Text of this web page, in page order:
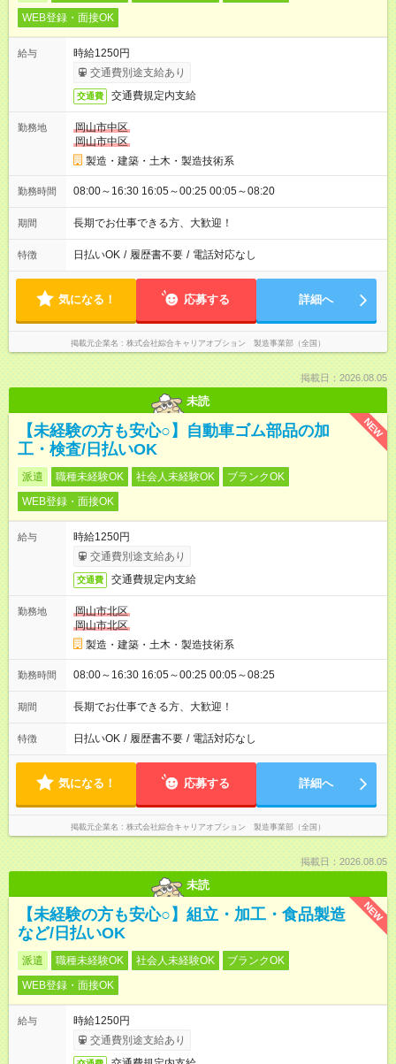
WEB登録・面接OK
給与
時給1250円
交通費別途支給あり
交通費 交通費規定内支給
勤務地
岡山市中区
岡山市中区
製造・建築・土木・製造技術系
勤務時間 08:00～16:30 16:05～00:25 00:05～08:20
期間 長期でお仕事できる方、大歓迎！
特徴 日払いOK / 履歴書不要 / 電話対応なし
気になる！ 応募する 詳細へ
掲載元企業名 株式会社綜合キャリアオプション 製造事業部（全国）
掲載日：2026.08.05
未読
NEW
【未経験の方も安心○】自動車ゴム部品の加
工・検査/日払いOK
派遣 職種未経験OK 社会人未経験OK
ブランクOK
WEB登録・面接OK
給与
時給1250円
交通費別途支給あり
交通費 交通費規定内支給
勤務地
岡山市北区
岡山市北区
製造・建築・土木・製造技術系
勤務時間 08:00～16:30 16:05～00:25 00:05～08:25
期間 長期でお仕事できる方、大歓迎！
特徴 日払いOK / 履歴書不要 / 電話対応なし
気になる！ 応募する 詳細へ
掲載元企業名 株式会社綜合キャリアオプション 製造事業部（全国）
掲載日：2026.08.05
未読
NEW
【未経験の方も安心○】組立・加工・食品製造
など/日払いOK
派遣 職種未経験OK 社会人未経験OK
ブランクOK
WEB登録・面接OK
給与
時給1250円
交通費別途支給あり